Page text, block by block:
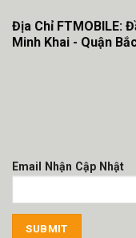
Địa Chỉ FTMOBILE:
Minh Khai - Quận
Email Nhận Cập Nhật